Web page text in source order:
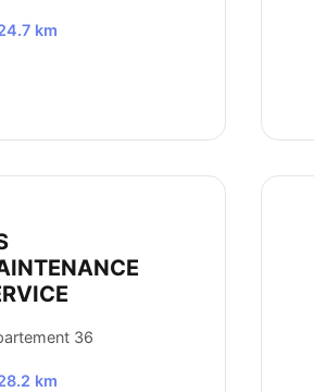
km
36
km